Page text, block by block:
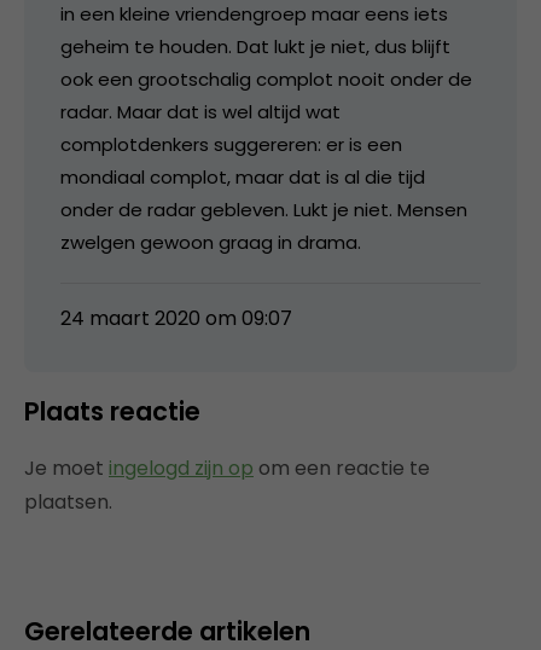
in een kleine vriendengroep maar eens iets
geheim te houden. Dat lukt je niet, dus blijft
ook een grootschalig complot nooit onder de
radar. Maar dat is wel altijd wat
complotdenkers suggereren: er is een
mondiaal complot, maar dat is al die tijd
onder de radar gebleven. Lukt je niet. Mensen
zwelgen gewoon graag in drama.
24 maart 2020 om 09:07
Plaats reactie
Je moet ingelogd zijn op om een reactie te
plaatsen.
Gerelateerde artikelen